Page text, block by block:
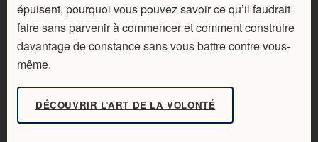
épuisent, pourquoi vous pouvez savoir ce qu’il faudrait
faire sans parvenir à commencer et comment construire
davantage de constance sans vous battre contre vous-
même.
DÉCOUVRIR L’ART DE LA VOLONTÉ